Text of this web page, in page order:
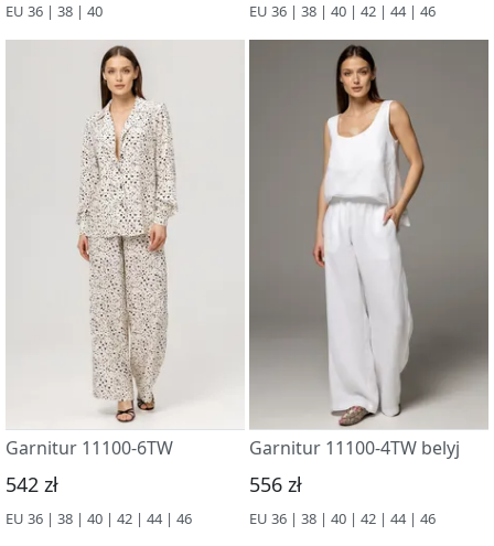
EU 36 | 38 | 40 EU 36 | 38 | 40 | 42 | 44 | 46
Garnitur 11100-6TW
542 zł
EU 36 | 38 | 40 | 42 | 44 | 46
Garnitur 11100-4TW belyj
556 zł
EU 36 | 38 | 40 | 42 | 44 | 46